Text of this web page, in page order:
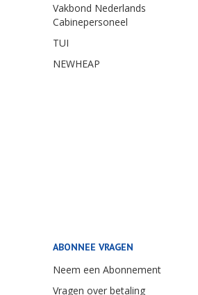
Vakbond Nederlands
Cabinepersoneel
TUI
NEWHEAP
ABONNEE VRAGEN
Neem een Abonnement
Vragen over betaling